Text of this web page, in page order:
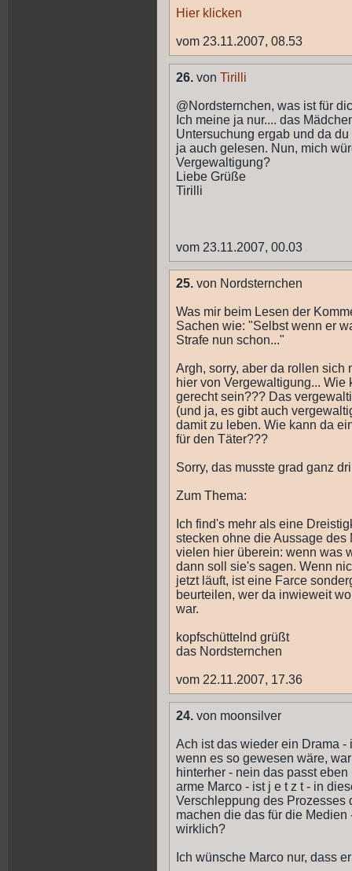
Hier klicken
vom 23.11.2007, 08.53
26. von Tirilli
@Nordsternchen, was ist für
Ich meine ja nur.... das
Untersuchung ergab und da
ja auch gelesen. Nun, mich
Vergewaltigung?
Liebe Grüße
Tirilli
vom 23.11.2007, 00.03
25. von Nordsternchen
Was mir beim Lesen der
Sachen wie: "Selbst wenn er
Strafe nun schon..."
Argh, sorry, aber da rollen sich
hier von Vergewaltigung...
gerecht sein??? Das
(und ja, es gibt auch
damit zu leben. Wie kann da
für den Täter???
Sorry, das musste grad ganz
Zum Thema:
Ich find's mehr als eine
stecken ohne die Aussage
vielen hier überein: wenn was
dann soll sie's sagen. Wenn
jetzt läuft, ist eine Farce
beurteilen, wer da inwieweit
war.
kopfschüttelnd grüßt
das Nordsternchen
vom 22.11.2007, 17.36
24. von moonsilver
Ach ist das wieder ein Drama
wenn es so gewesen wäre,
hinterher - nein das passt
arme Marco - ist j e t z t - in
Verschleppung des Prozesses
machen die das für die
wirklich?
Ich wünsche Marco nur, dass